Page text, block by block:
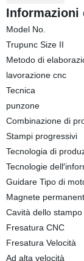
Informazioni
Model No.
Trupunc Size II
Metodo di
lavorazione cnc
Tecnica
punzone
Combinazione di
Stampi progressivi
Tecnologia di
Tecnologie
Guidare Tipo di
Magnete
Cavità dello stampo
Fresatura CNC
Fresatura Velocità
Ad alta velocità